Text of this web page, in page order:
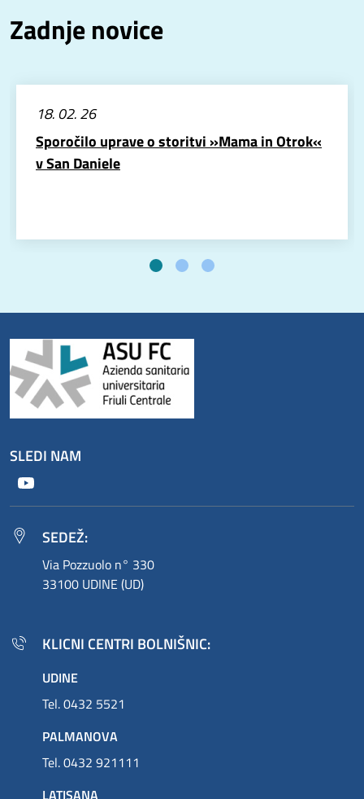
Zadnje novice
18. 02. 26
Sporočilo uprave o storitvi »Mama in Otrok«
v San Daniele
SLEDI NAM
SEDEŽ:
Via Pozzuolo n° 330
33100 UDINE (UD)
KLICNI CENTRI BOLNIŠNIC:
UDINE
Tel. 0432 5521
PALMANOVA
Tel. 0432 921111
LATISANA